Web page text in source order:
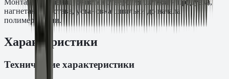
Монтаж: сверление, очистка отверстия щёткой и продувка,
нагнетание состава, установка шпильки до начала
полимеризации.
Характеристики
Технические характеристики